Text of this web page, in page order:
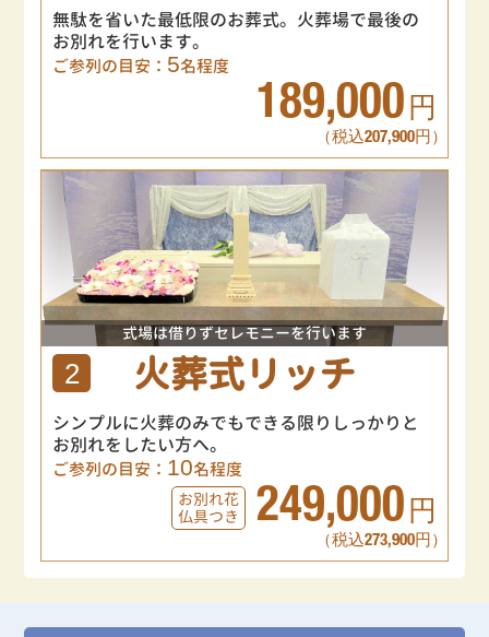
無駄を省いた最低限のお葬式。火葬場で最後の
お別れを行います。
ご参列の目安： 5名程度
189,000 円
（税込207,900円）
式場は借りずセレモニーを行います
2 火葬式リッチ
シンプルに火葬のみでもできる限りしっかりと
お別れをしたい方へ。
ご参列の目安： 10名程度
お別れ花
仏具つき
249,000 円
（税込273,900円）